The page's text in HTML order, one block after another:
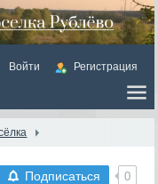
Войти Регистрация
Подписаться 0